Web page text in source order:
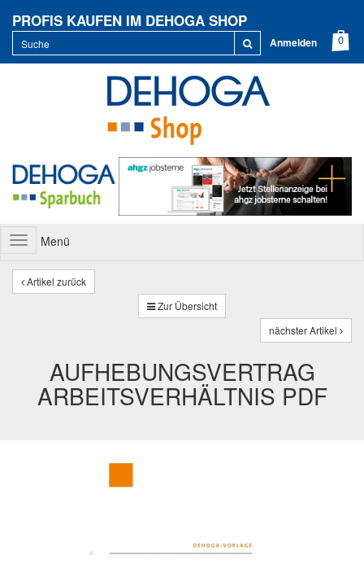
PROFIS KAUFEN IM DEHOGA SHOP
Anmelden
ToggleMenü
Artikel zurück
Zur Übersicht
nächster Artikel
AUFHEBUNGSVERTRAG
ARBEITSVERHÄLTNIS PDF